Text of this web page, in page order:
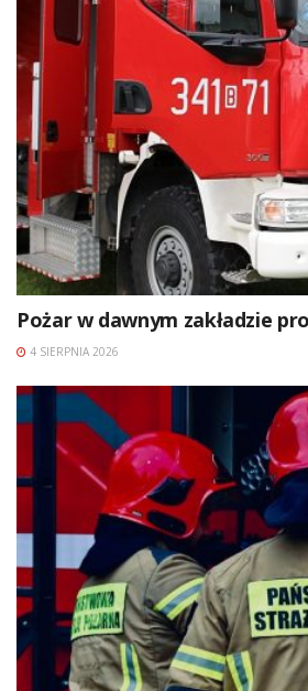
Pożar w dawnym zakładzie
4 SIERPNIA 2026